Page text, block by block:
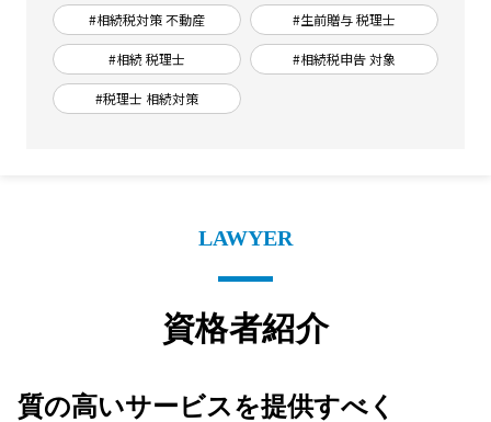
#相続税対策 不動産 #生前贈与 税理士
#相続 税理士 #相続税申告 対象
#税理士 相続対策
LAWYER
資格者紹介
質の高いサービスを提供すべく